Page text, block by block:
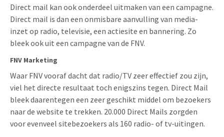
Direct mail kan ook onderdeel uitmaken van een campagne.
Direct mail is dan een onmisbare aanvulling van media-
inzet op radio, televisie, een actiesite en bannering. Zo
bleek ook uit een campagne van de FNV.
FNV Marketing
Waar FNV vooraf dacht dat radio/TV zeer effectief zou zijn,
viel het directe resultaat toch enigszins tegen. Direct Mail
bleek daarentegen een zeer geschikt middel om bezoekers
naar de website te trekken. 20.000 Direct Mails zorgden
voor evenveel sitebezoekers als 160 radio- of tv-uitingen.
Brievenbusdoosje +
Schuifkaarten
Pop-up Kaarten
Geluidskaarten
Lenticular Cards
Twin Sliders
Vastgoedmarketing
Sport Marketing
Media Marketing
Automotive Marketing
Non-profit Marketing
Marketing in de Zorg
Kerst- en Eindejaar
Verjaardag en Jubilea
Product Introductie
App-lancering
Kalender maken
Contact
Vacatures
Contactgegevens